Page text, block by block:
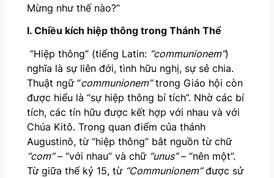
Mừng như thế nào?”
I. Chiều kích hiệp thông trong Thánh Thể
“Hiệp thông” (tiếng Latin: “communionem”)
nghĩa là sự liên đới, tình hữu nghị, sự sẻ chia.
Thuật ngữ “communionem”trong Giáo hội còn
được hiểu là “sự hiệp thông bí tích”. Nhờ các bí
tích, các tín hữu được kết hợp với nhau và với
Chúa Kitô. Trong quan điểm của thánh
Augustinô, từ “hiệp thông” bắt nguồn từ chữ
“com”– “với nhau” và chữ “unus”– “nên một”.
Từ giữa thế kỷ 15, từ “Communionem”được sử